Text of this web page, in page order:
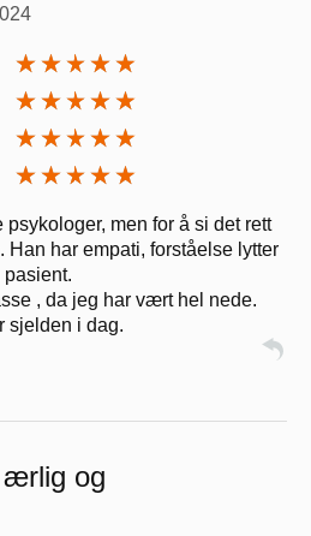
men for å si det rett
Han har empati, forståelse lytter
, da jeg har vært hel nede.
sjelden i dag.
ærlig og